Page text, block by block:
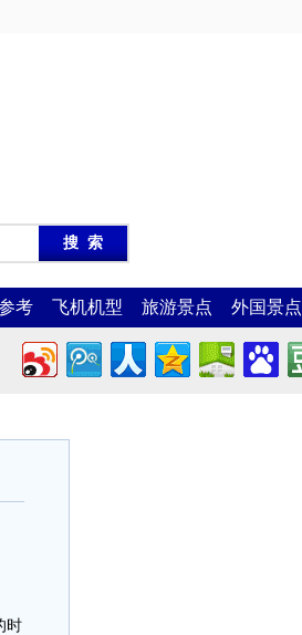
考 飞机机型 旅游景点 外国景点
时